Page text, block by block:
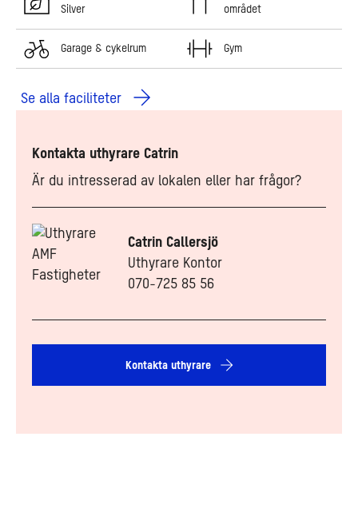
Silver
området
Garage & cykelrum Gym
Se alla faciliteter
Kontakta uthyrare Catrin
Är du intresserad av lokalen eller har frågor?
Catrin Callersjö
Uthyrare Kontor
070-725 85 56
Kontakta uthyrare